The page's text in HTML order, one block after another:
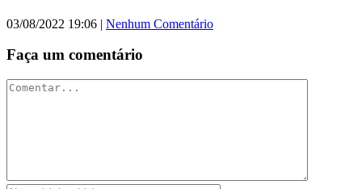
03/08/2022 19:06 | Nenhum Comentário
Faça um comentário
Comentar